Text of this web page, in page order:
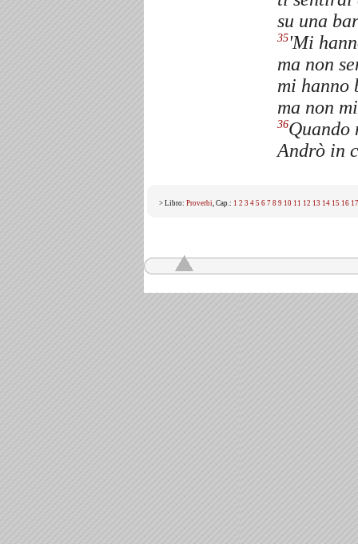
su una
35 'Mi
ma non
mi hanno
ma non
36Quando
Andrò in
> Libro: Proverbi, Cap.: 1 2 3 4 5 6 7 8 9 10 11 12 13 14 15 16 17